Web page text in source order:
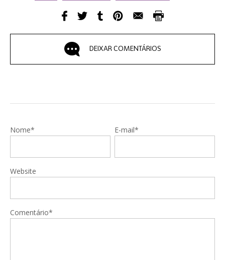
DEIXAR COMENTÁRIOS
Nome* E-mail*
Website
Comentário*